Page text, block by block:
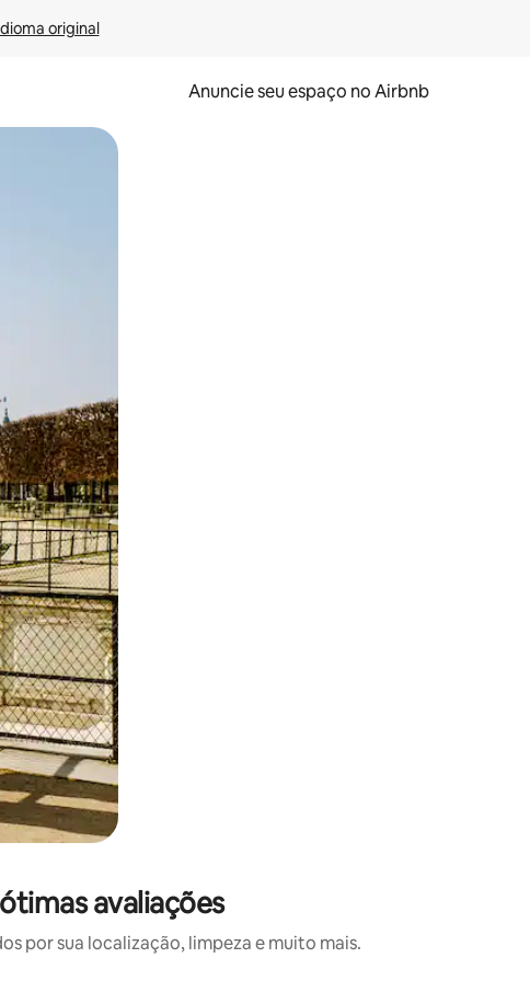
original
Anuncie seu espaço no Airbnb
e deslizando o dedo na tela.
avaliações
por sua localização, limpeza e muito mais.